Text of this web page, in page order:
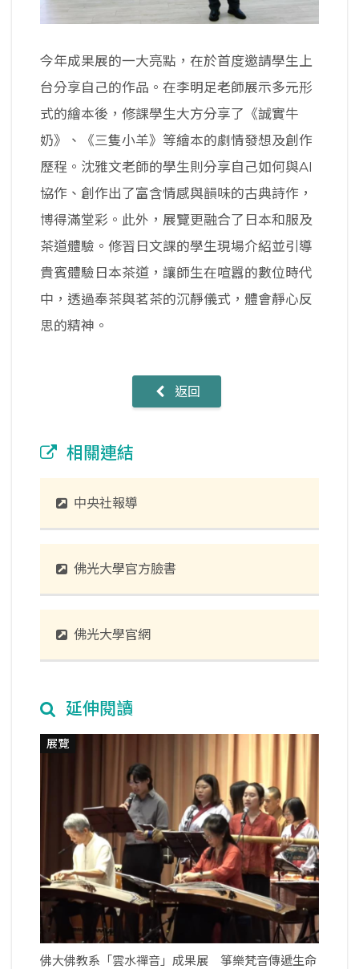
今年成果展的一大亮點，在於首度邀請學生上
台分享自己的作品。在李明足老師展示多元形
式的繪本後，修課學生大方分享了《誠實牛
奶》、《三隻小羊》等繪本的劇情發想及創作
歷程。沈雅文老師的學生則分享自己如何與AI
協作、創作出了富含情感與韻味的古典詩作，
博得滿堂彩。此外，展覽更融合了日本和服及
茶道體驗。修習日文課的學生現場介紹並引導
貴賓體驗日本茶道，讓師生在喧囂的數位時代
中，透過奉茶與茗茶的沉靜儀式，體會靜心反
思的精神。
返回
相關連結
中央社報導
佛光大學官方臉書
佛光大學官網
延伸閱讀
展覽
佛大佛教系「雲水禪音」成果展 箏樂梵音傳遞生命